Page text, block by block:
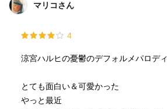
マリコさん
4
涼宮ハルヒの憂鬱のデフォルメパロディ
とても面白い＆可愛かった
やっと最近